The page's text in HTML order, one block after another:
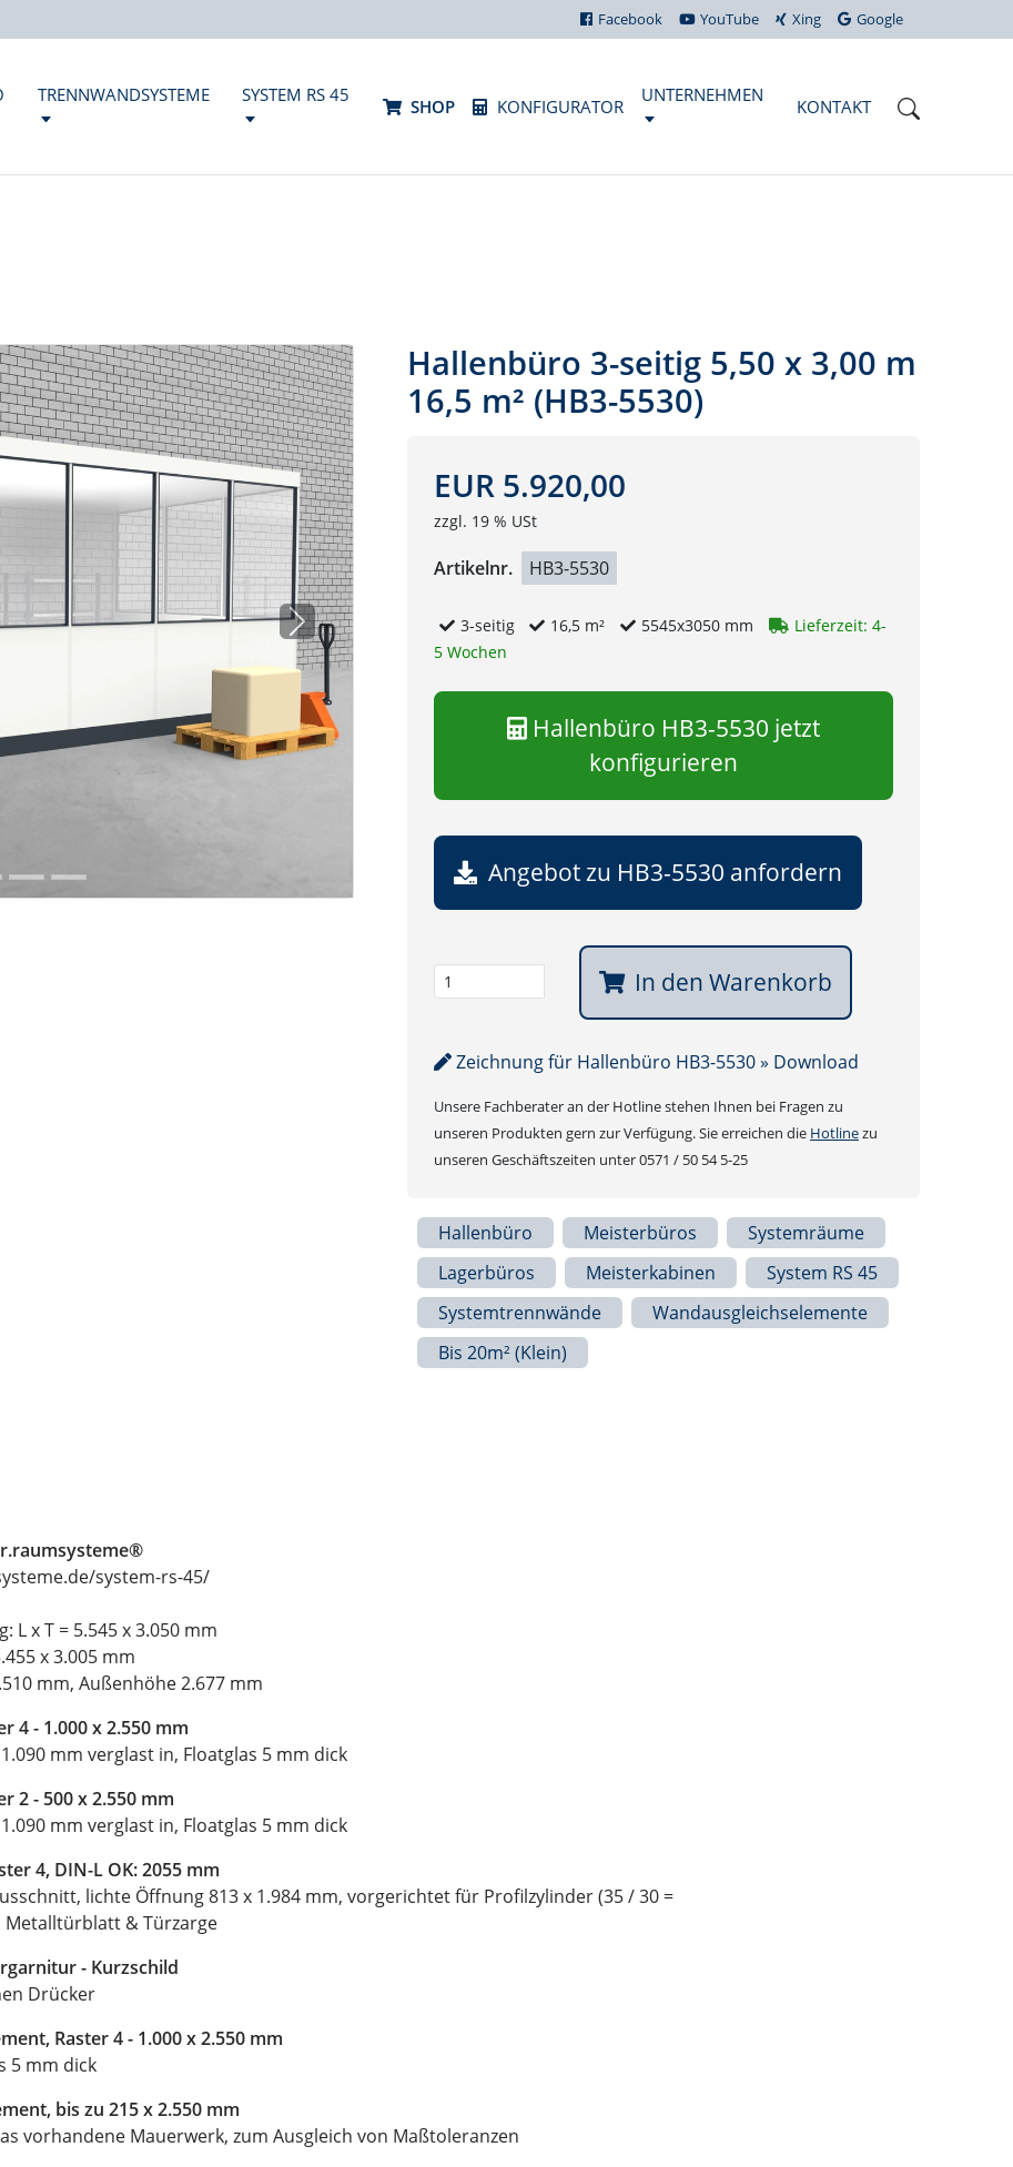
Facebook YouTube Xing Google
TRENNWANDSYSTEME SYSTEM RS 45
SHOP KONFIGURATOR
UNTERNEHMEN
KONTAKT
Next
Hallenbüro 3-seitig 5,50 x 3,00 m
16,5 m² (HB3-5530)
EUR 5.920,00
zzgl. 19 % USt
Artikelnr. HB3-5530
3-seitig 16,5 m² 5545x3050 mm
Lieferzeit: 4-
5 Wochen
Hallenbüro HB3-5530 jetzt
konfigurieren
Angebot zu HB3-5530 anfordern
In den Warenkorb
Zeichnung für Hallenbüro HB3-5530 » Download
Unsere Fachberater an der Hotline stehen Ihnen bei Fragen zu
unseren Produkten gern zur Verfügung. Sie erreichen die Hotlinezu
unseren Geschäftszeiten unter 0571 / 50 54 5-25
Hallenbüro Meisterbüros
Systemräume
Lagerbüros
Meisterkabinen
System RS 45
Systemtrennwände
Wandausgleichselemente
Bis 20m² (klein)
system-rs-45/
L x T = 5.545 x 3.050 mm
x 3.005 mm
mm, Außenhöhe 2.677 mm
4 - 1.000 x 2.550 mm
mm verglast in, Floatglas 5 mm dick
2 - 500 x 2.550 mm
mm verglast in, Floatglas 5 mm dick
4, DIN-L OK: 2055 mm
lichte Öffnung 813 x 1.984 mm, vorgerichtet für Profilzylinder (35 / 30 =
Metalltürblatt & Türzarge
- Kurzschild
Drücker
Raster 4 - 1.000 x 2.550 mm
5 mm dick
bis zu 215 x 2.550 mm
vorhandene Mauerwerk, zum Ausgleich von Maßtoleranzen